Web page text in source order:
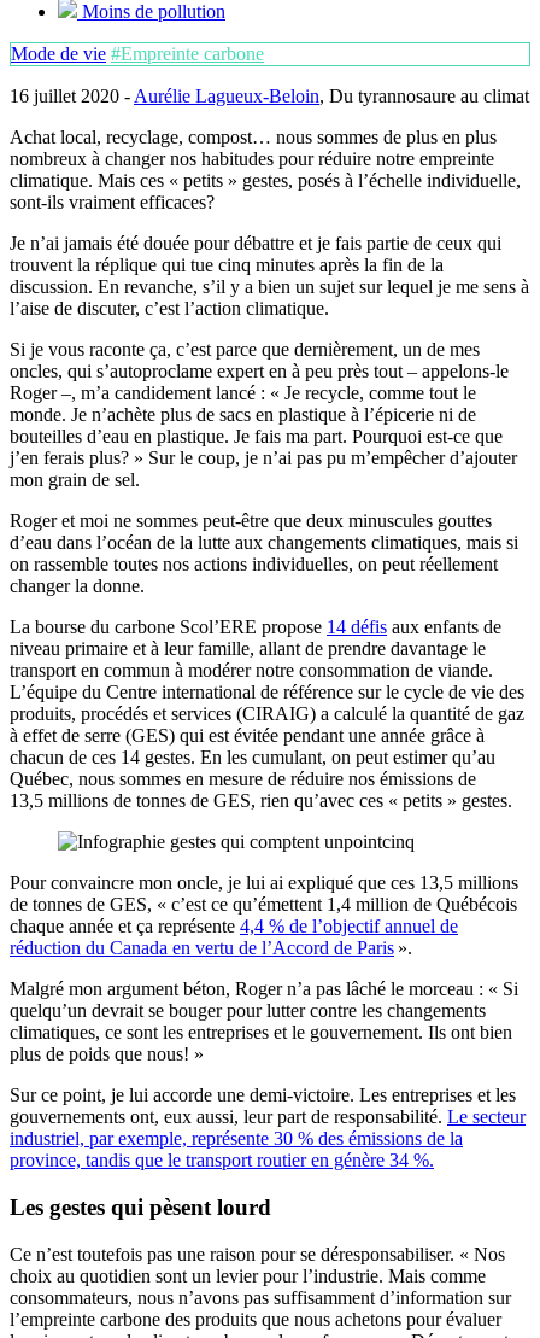
Moins de pollution
Mode de vie #Empreinte carbone
16 juillet 2020 -Aurélie Lagueux-Beloin, Du tyrannosaure au climat
Achat local, recyclage, compost… nous sommes de plus en plus
nombreux à changer nos habitudes pour réduire notre empreinte
climatique. Mais ces « petits » gestes, posés à l’échelle individuelle,
sont-ils vraiment efficaces?
Je n’ai jamais été douée pour débattre et je fais partie de ceux qui
trouvent la réplique qui tue cinq minutes après la fin de la
discussion. En revanche, s’il y a bien un sujet sur lequel je me sens à
l’aise de discuter, c’est l’action climatique.
Si je vous raconte ça, c’est parce que dernièrement, un de mes
oncles, qui s’autoproclame expert en à peu près tout ‒ appelons-le
Roger ‒, m’a candidement lancé : « Je recycle, comme tout le
monde. Je n’achète plus de sacs en plastique à l’épicerie ni de
bouteilles d’eau en plastique. Je fais ma part. Pourquoi est-ce que
j’en ferais plus? » Sur le coup, je n’ai pas pu m’empêcher d’ajouter
mon grain de sel.
Roger et moi ne sommes peut-être que deux minuscules gouttes
d’eau dans l’océan de la lutte aux changements climatiques, mais si
on rassemble toutes nos actions individuelles, on peut réellement
changer la donne.
La bourse du carbone Scol’ERE propose 14 défis aux enfants de
niveau primaire et à leur famille, allant de prendre davantage le
transport en commun à modérer notre consommation de viande.
L’équipe du Centre international de référence sur le cycle de vie des
produits, procédés et services (CIRAIG) a calculé la quantité de gaz
à effet de serre (GES) qui est évitée pendant une année grâce à
chacun de ces 14 gestes. En les cumulant, on peut estimer qu’au
Québec, nous sommes en mesure de réduire nos émissions de
13,5 millions de tonnes de GES, rien qu’avec ces « petits » gestes.
Pour convaincre mon oncle, je lui ai expliqué que ces 13,5 millions
de tonnes de GES, « c’est ce qu’émettent 1,4 million de Québécois
chaque année et ça représente 4,4 % de l’objectif annuel de
réduction du Canada en vertu de l’Accord de Paris ».
Malgré mon argument béton, Roger n’a pas lâché le morceau : « Si
quelqu’un devrait se bouger pour lutter contre les changements
climatiques, ce sont les entreprises et le gouvernement. Ils ont bien
plus de poids que nous! »
Sur ce point, je lui accorde une demi-victoire. Les entreprises et les
gouvernements ont, eux aussi, leur part de responsabilité. Le secteur
industriel, par exemple, représente 30 % des émissions de la
province, tandis que le transport routier en génère 34 %.
Les gestes qui pèsent lourd
Ce n’est toutefois pas une raison pour se déresponsabiliser. « Nos
choix au quotidien sont un levier pour l’industrie. Mais comme
consommateurs, nous n’avons pas suffisamment d’information sur
l’empreinte carbone des produits que nous achetons pour évaluer